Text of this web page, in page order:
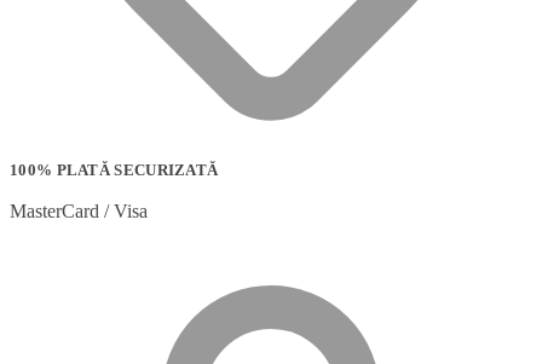
100% PLATĂ SECURIZATĂ
MasterCard / Visa